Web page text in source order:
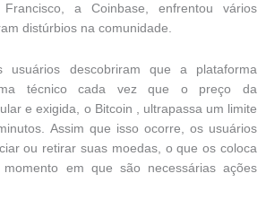
a Coinbase, enfrentou vários
distúrbios na comunidade.
usuários descobriram que a plataforma
técnico cada vez que o preço da
e exigida, o Bitcoin , ultrapassa um limite
Assim que isso ocorre, os usuários
ou retirar suas moedas, o que os coloca
em que são necessárias ações